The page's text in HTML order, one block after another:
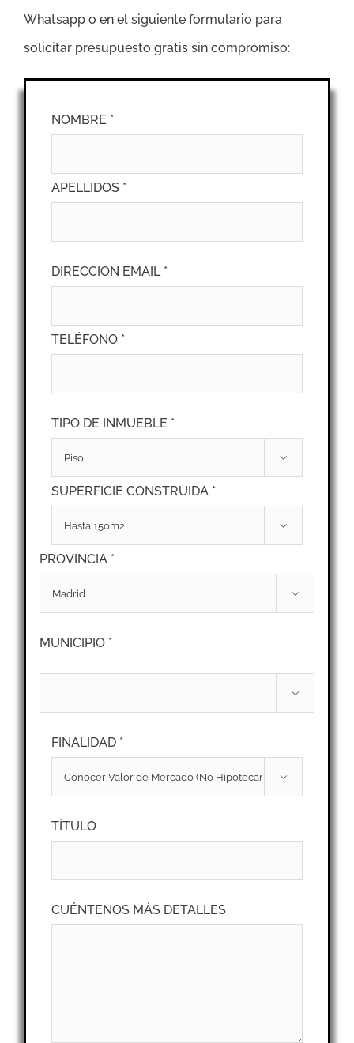
Whatsapp o en el siguiente formulario para
solicitar presupuesto gratis sin compromiso:
NOMBRE *
APELLIDOS *
DIRECCION EMAIL *
TELÉFONO *
TIPO DE INMUEBLE *

SUPERFICIE CONSTRUIDA *

PROVINCIA *

MUNICIPIO *

FINALIDAD *

TÍTULO
CUÉNTENOS MÁS DETALLES